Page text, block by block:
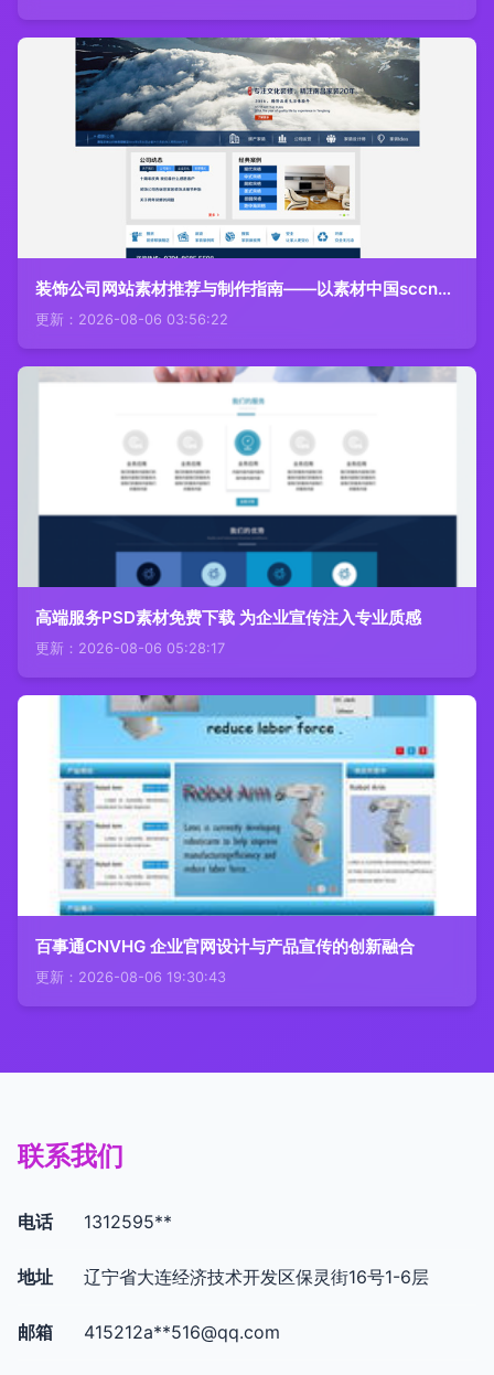
装饰公司网站素材推荐与制作指南——以素材中国sccnn.com为例打造专业企业宣传网站
更新：2026-08-06 03:56:22
高端服务PSD素材免费下载 为企业宣传注入专业质感
更新：2026-08-06 05:28:17
百事通CNVHG 企业官网设计与产品宣传的创新融合
更新：2026-08-06 19:30:43
联系我们
电话 1312595**
地址 辽宁省大连经济技术开发区保灵街16号1-6层
邮箱 415212a**516@qq.com